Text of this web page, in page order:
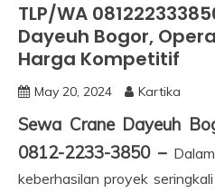
TLP/WA
Dayeuh Bogor,
Harga Kompetitif
May 20, 2024 Kartika
Sewa Crane Dayeuh
0812-2233-3850 –
keberhasilan proyek